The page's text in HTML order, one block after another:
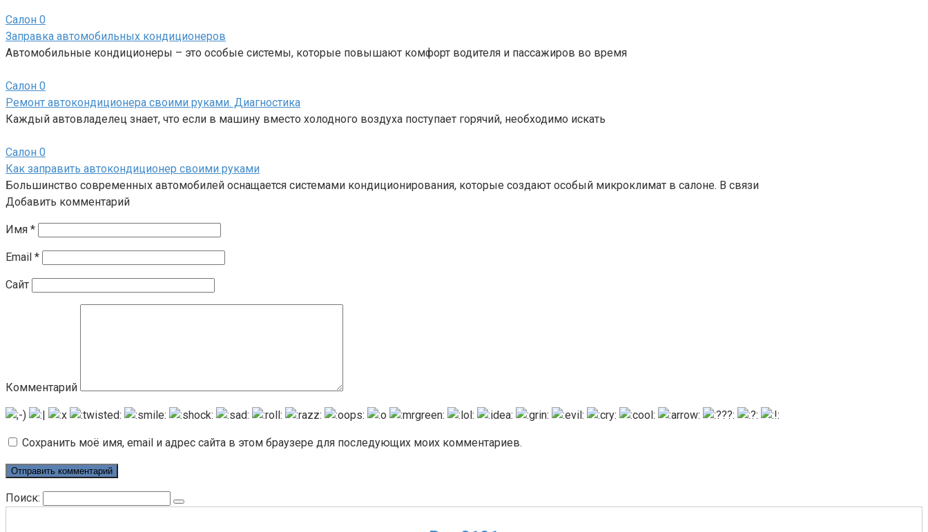
Салон 0
Заправка автомобильных кондиционеров
Автомобильные кондиционеры – это особые системы, которые повышают комфорт водителя и пассажиров во время
Салон 0
Ремонт автокондиционера своими руками. Диагностика
Каждый автовладелец знает, что если в машину вместо холодного воздуха поступает горячий, необходимо искать
Салон 0
Как заправить автокондиционер своими руками
Большинство современных автомобилей оснащается системами кондиционирования, которые создают особый микроклимат в салоне. В связи
Добавить комментарий
Имя *
Email *
Сайт
Комментарий
Сохранить моё имя, email и адрес сайта в этом браузере для последующих моих комментариев.
Поиск: